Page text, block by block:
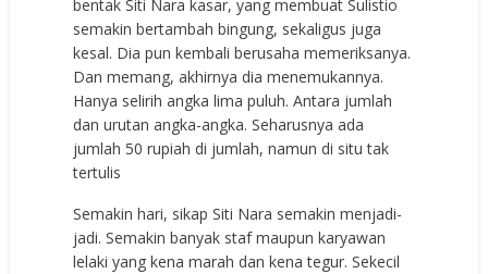
bentak Siti Nara kasar, yang membuat Sulistio
semakin bertambah bingung, sekaligus juga
kesal. Dia pun kembali berusaha memeriksanya.
Dan memang, akhirnya dia menemukannya.
Hanya selirih angka lima puluh. Antara jumlah
dan urutan angka-angka. Seharusnya ada
jumlah 50 rupiah di jumlah, namun di situ tak
tertulis
Semakin hari, sikap Siti Nara semakin menjadi-
jadi. Semakin banyak staf maupun karyawan
lelaki yang kena marah dan kena tegur. Sekecil